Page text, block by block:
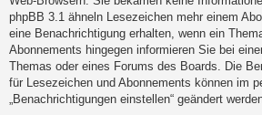
phpBB 3.1 ähneln Lesezeichen mehr einem
eine Benachrichtigung erhalten, wenn ein
Abonnements hingegen informieren Sie bei
Themas oder eines Forums des Boards. Die
für Lesezeichen und Abonnements können im
„Benachrichtigungen einstellen“ geändert